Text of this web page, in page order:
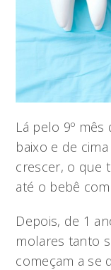
Lá pelo 9º
baixo e de
crescer, o que
até o bebê
Depois, de 1
molares tanto
começam a se